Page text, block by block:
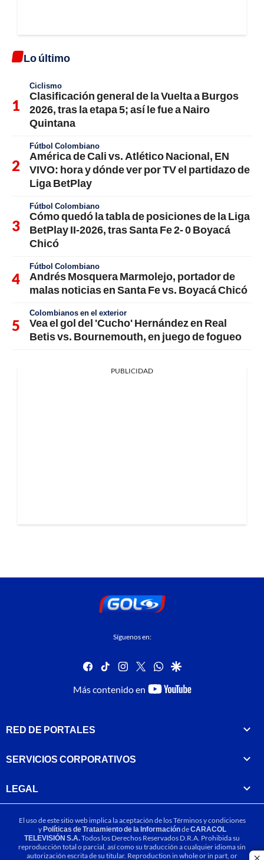
Lo último
Ciclismo
Clasificación general de la Vuelta a Burgos
2026, tras la etapa 5; así le fue a Nairo
Quintana
Fútbol Colombiano
América de Cali vs. Atlético Nacional, EN
VIVO: hora y dónde ver por TV el partidazo de
Liga BetPlay
Fútbol Colombiano
Cómo quedó la tabla de posiciones de la Liga
BetPlay II-2026, tras Santa Fe 2- 0 Boyacá
Chicó
Fútbol Colombiano
Andrés Mosquera Marmolejo, portador de
malas noticias en Santa Fe vs. Boyacá Chicó
Colombianos en el exterior
Vea el gol del 'Cucho' Hernández en Real
Betis vs. Bournemouth, en juego de fogueo
PUBLICIDAD
Síguenos en:
facebook
tiktok instagram
twitterwhatsapp
google
Más contenido en
youtube-
RED DE PORTALES
SERVICIOS CORPORATIVOS
LEGAL
El uso de este sitio web implica la aceptación de losTérminos y condiciones
yPolíticas de Tratamiento de la InformacióndeCARACOL
TELEVISIÓN S.A.Todos los Derechos Reservados D.R.A. Prohibida su
reproducción total o parcial, así como su traducción a cualquier idioma sin
autorización escrita de su titular. Reproduction in whole or in part, or